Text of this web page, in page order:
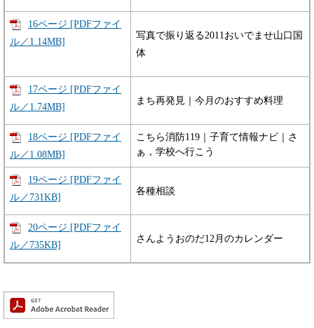
16ページ [PDFファイ
ル／1.14MB]
写真で振り返る2011おいでませ山口国
体
17ページ [PDFファイ
ル／1.74MB]
まち再発見｜今月のおすすめ料理
18ページ [PDFファイ
ル／1.08MB]
こちら消防119｜子育て情報ナビ｜さ
ぁ，学校へ行こう
19ページ [PDFファイ
ル／731KB]
各種相談
20ページ [PDFファイ
ル／735KB]
さんようおのだ12月のカレンダー